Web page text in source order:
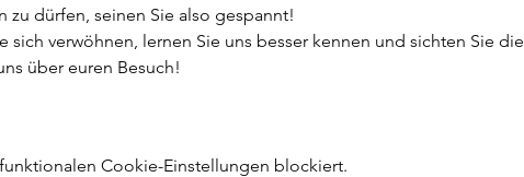
dürfen, seinen Sie also gespannt!
sich verwöhnen, lernen Sie uns besser kennen und sichten Sie die
über euren Besuch!
Cookie-Einstellungen blockiert.